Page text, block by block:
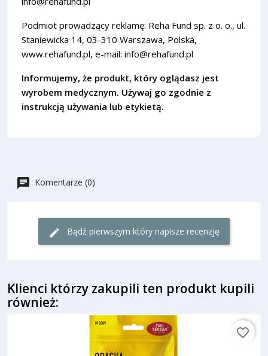
Podmiot prowadzący reklamę: Reha Fund sp. z o. o., ul.
Staniewicka 14, 03-310 Warszawa, Polska,
www.rehafund.pl, e-mail: info@rehafund.pl
Informujemy, że produkt, który oglądasz jest
wyrobem medycznym. Używaj go zgodnie z
instrukcją używania lub etykietą.
Komentarze (0)
Bądź pierwszym który napisze recenzję
Klienci którzy zakupili ten produkt kupili
również:
favorite_border